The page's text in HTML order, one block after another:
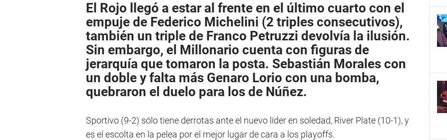
El Rojo llegó a estar al frente en el último cuarto con el
empuje de Federico Michelini (2 triples consecutivos),
también un triple de Franco Petruzzi devolvía la ilusión.
Sin embargo, el Millonario cuenta con figuras de
jerarquía que tomaron la posta. Sebastián Morales con
un doble y falta más Genaro Lorio con una bomba,
quebraron el duelo para los de Núñez.
Sportivo (9-2) sólo tiene derrotas ante el nuevo líder en soledad, River Plate (10-1), y
es el escolta en la pelea por el mejor lugar de cara a los playoffs.